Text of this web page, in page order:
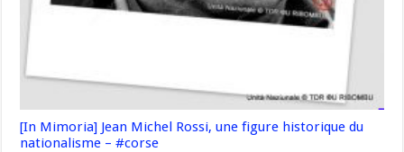
[In Mimoria] Jean Michel Rossi, une figure historique du
nationalisme – #corse